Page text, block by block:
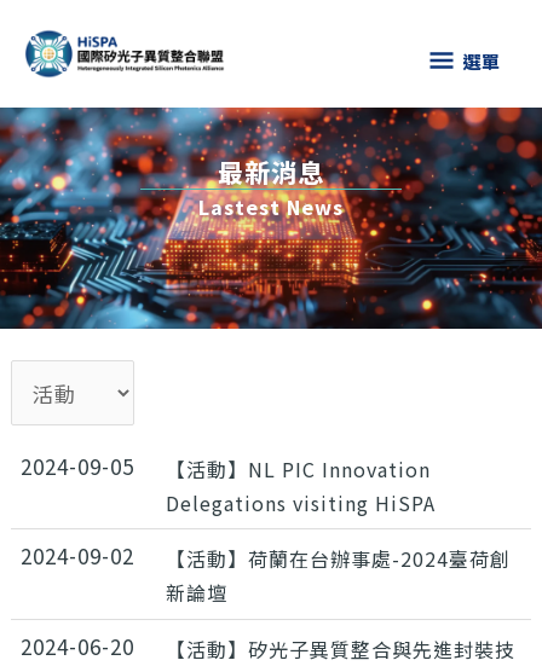
要
內
容
單
選單
最新消息
Lastest News
【活動】NL PIC Innovation
Delegations visiting HiSPA
2024-09-05
【活動】荷蘭在台辦事處-2024臺荷創
新論壇
2024-09-02
【活動】矽光子異質整合與先進封裝技
2024-06-20